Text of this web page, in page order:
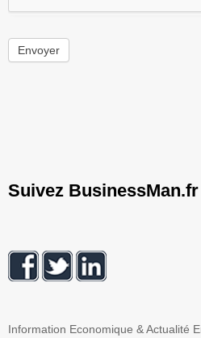
Envoyer
Suivez BusinessMan.fr
Information Economique & Actualité